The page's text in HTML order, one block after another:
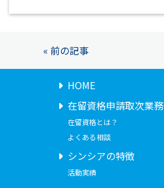
« 前の記事
HOME
在留資格申請取次業務
在留資格とは？
よくある相談
シンシアの特徴
活動実績